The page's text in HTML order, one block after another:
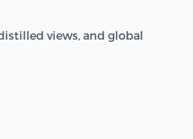
views, and global